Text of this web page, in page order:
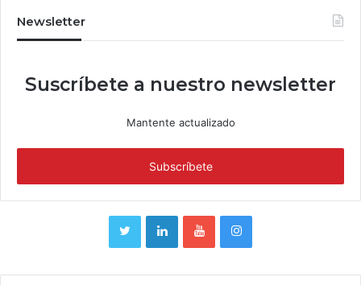
Newsletter
Suscríbete a nuestro newsletter
Mantente actualizado